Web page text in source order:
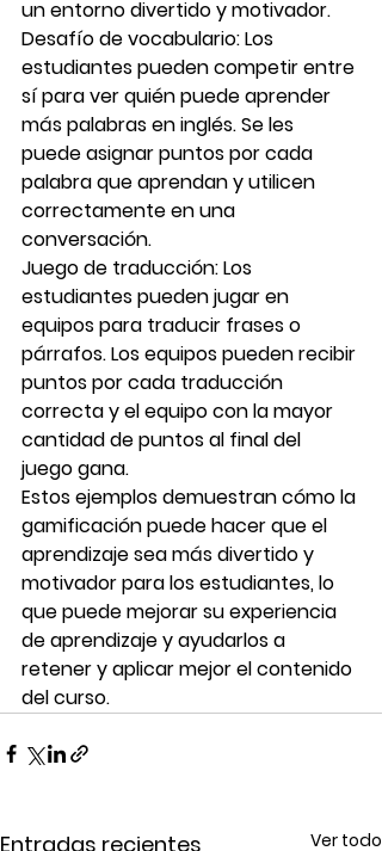
un entorno divertido y motivador.
Desafío de vocabulario: Los
estudiantes pueden competir entre
sí para ver quién puede aprender
más palabras en inglés. Se les
puede asignar puntos por cada
palabra que aprendan y utilicen
correctamente en una
conversación.
Juego de traducción: Los
estudiantes pueden jugar en
equipos para traducir frases o
párrafos. Los equipos pueden recibir
puntos por cada traducción
correcta y el equipo con la mayor
cantidad de puntos al final del
juego gana.
Estos ejemplos demuestran cómo la
gamificación puede hacer que el
aprendizaje sea más divertido y
motivador para los estudiantes, lo
que puede mejorar su experiencia
de aprendizaje y ayudarlos a
retener y aplicar mejor el contenido
del curso.
Entradas recientes Ver todo